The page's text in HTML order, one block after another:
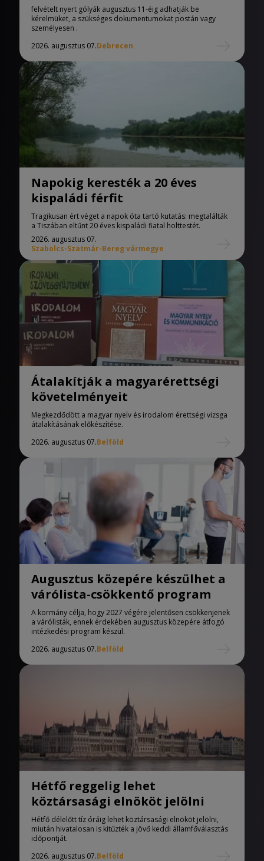
Egyetemen
felvételt nyert gólyák augusztus 11-éig adhatják be
kérelmüket, a szükséges dokumentumokat postán vagy
személyesen .
2026. augusztus 07.Debrecen
Napokig keresték a 20 éves
kispaládi férfit
Tragikusan ért véget a napok óta tartó kutatás: megtalálták
a Tiszában eltűnt 20 éves kispaládi fiatal holttestét.
2026. augusztus 07.
Szabolcs-Szatmár-Bereg vármegye
Átalakítják a magyarérettségi
követelményeit
Megkezdődött a magyar nyelv és irodalom érettségi vizsga
átalakításának előkészítése.
2026. augusztus 07.Belföld
Augusztus közepére készülhet a
várólista-csökkentő program
A kormány célja, hogy 2027 végére jelentősen csökkenjenek
a várólisták, ennek érdekében augusztus közepére átfogó
intézkedési program készül.
2026. augusztus 07.Belföld
Hétfő reggelig lehet
köztársasági elnököt jelölni
Hétfő délelőtt tíz óráig lehet köztársasági elnököt jelölni,
miután hivatalosan is kitűzték a jövő keddi államfőválasztás
időpontját.
2026. augusztus 07.Belföld